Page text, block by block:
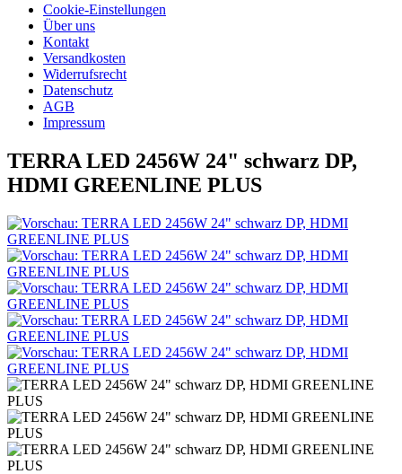
Cookie-Einstellungen
Über uns
Kontakt
Versandkosten
Widerrufsrecht
Datenschutz
AGB
Impressum
TERRA LED 2456W 24" schwarz DP,
HDMI GREENLINE PLUS